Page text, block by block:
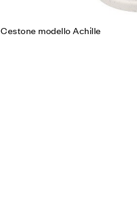
Cestone modello Achille